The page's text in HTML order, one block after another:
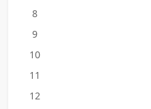
8
9
10
11
12